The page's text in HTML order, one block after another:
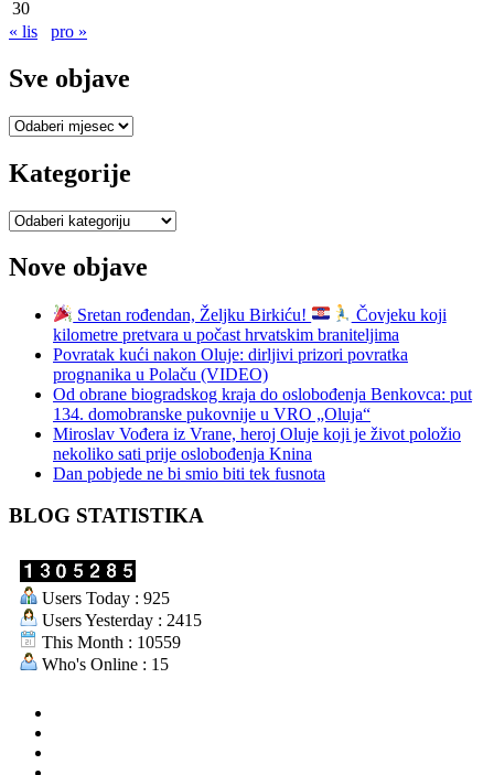
30
« lis
pro »
Sve objave
Sve
Kategorije
Kategorije
Nove objave
Sretan rođendan, Željku Birkiću!
Čovjeku koji
kilometre pretvara u počast hrvatskim braniteljima
Povratak kući nakon Oluje: dirljivi prizori povratka
prognanika u Polaču (VIDEO)
Od obrane biogradskog kraja do oslobođenja Benkovca: put
134. domobranske pukovnije u VRO „Oluja“
Miroslav Vođera iz Vrane, heroj Oluje koji je život položio
nekoliko sati prije oslobođenja Knina
Dan pobjede ne bi smio biti tek fusnota
BLOG STATISTIKA
Users Today : 925
Users Yesterday : 2415
This Month : 10559
Who's Online : 15